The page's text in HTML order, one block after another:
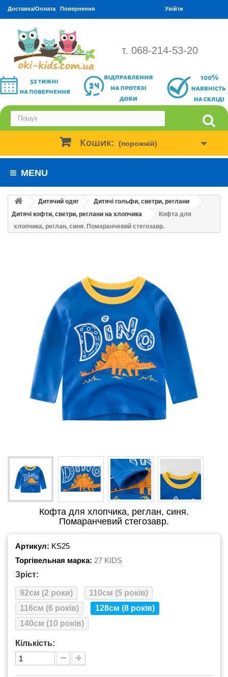
Доставка/Оплата Повернення Увійти
т. 068-214-53-20
Кошик: (порожній)
MENU
Дитячий одяг
Дитячі гольфи, светри, реглани
Дитячі кофти, светри, реглани на хлопчика
Кофта для
хлопчика, реглан, синя. Помаранчевий стегозавр.
Кофта для хлопчика, реглан, синя.
Помаранчевий стегозавр.
Артикул: KS25
Торгівельная марка: 27 KIDS
Зріст:
92см (2 роки)
110см (5 років)
116см (6 років)
128см (8 років)
140см (10 років)
Кількість: